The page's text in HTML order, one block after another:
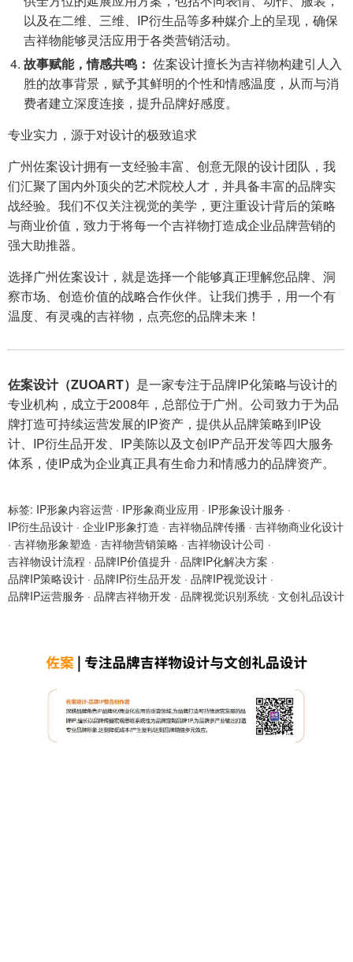
以及在二维、三维、IP衍生品等多种媒介上的呈现，确保
吉祥物能够灵活应用于各类营销活动。
故事赋能，情感共鸣： 佐案设计擅长为吉祥物构建引人入
胜的故事背景，赋予其鲜明的个性和情感温度，从而与消
费者建立深度连接，提升品牌好感度。
专业实力，源于对设计的极致追求
广州佐案设计拥有一支经验丰富、创意无限的设计团队，我
们汇聚了国内外顶尖的艺术院校人才，并具备丰富的品牌实
战经验。我们不仅关注视觉的美学，更注重设计背后的策略
与商业价值，致力于将每一个吉祥物打造成企业品牌营销的
强大助推器。
选择广州佐案设计，就是选择一个能够真正理解您品牌、洞
察市场、创造价值的战略合作伙伴。让我们携手，用一个有
温度、有灵魂的吉祥物，点亮您的品牌未来！
佐案设计（ZUOART） 是一家专注于品牌IP化策略与设计的
专业机构，成立于2008年，总部位于广州。公司致力于为品
牌打造可持续运营发展的IP资产，提供从品牌策略到IP设
计、IP衍生品开发、IP美陈以及文创IP产品开发等四大服务
体系，使IP成为企业真正具有生命力和情感力的品牌资产。
标签: IP形象内容运营 · IP形象商业应用 · IP形象设计服务 ·
IP衍生品设计 · 企业IP形象打造 · 吉祥物品牌传播 · 吉祥物商业化设计
· 吉祥物形象塑造 · 吉祥物营销策略 · 吉祥物设计公司 ·
吉祥物设计流程 · 品牌IP价值提升 · 品牌IP化解决方案 ·
品牌IP策略设计 · 品牌IP衍生品开发 · 品牌IP视觉设计 ·
品牌IP运营服务 · 品牌吉祥物开发 · 品牌视觉识别系统 · 文创礼品设计